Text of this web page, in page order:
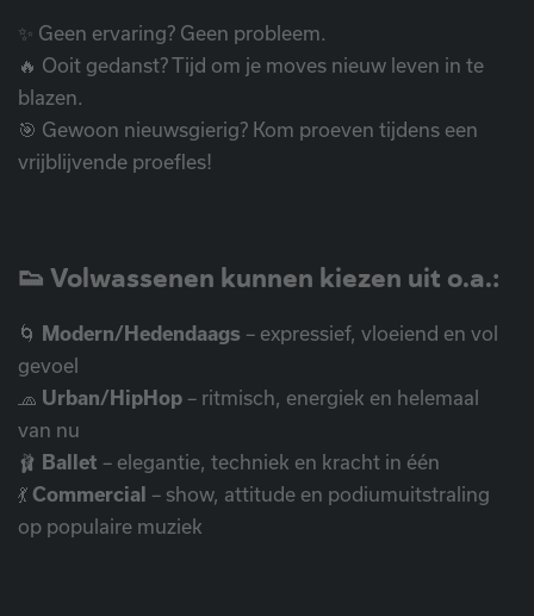
✨ Geen ervaring? Geen probleem.
🔥 Ooit gedanst? Tijd om je moves nieuw leven in te
blazen.
🎯 Gewoon nieuwsgierig? Kom proeven tijdens een
vrijblijvende proefles!
👟 Volwassenen kunnen kiezen uit o.a.:
🌀 Modern/Hedendaags – expressief, vloeiend en vol
gevoel
🧢 Urban/HipHop – ritmisch, energiek en helemaal
van nu
🩰 Ballet – elegantie, techniek en kracht in één
💃 Commercial – show, attitude en podiumuitstraling
op populaire muziek